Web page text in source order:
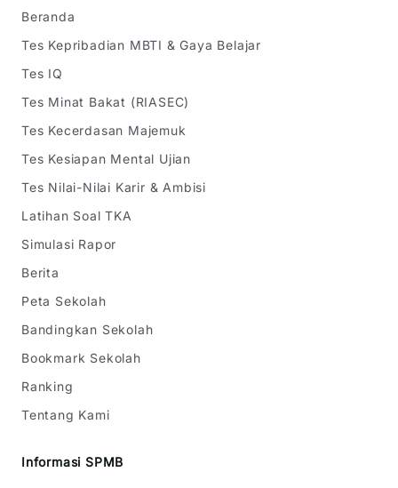
Beranda
Tes Kepribadian MBTI & Gaya Belajar
Tes IQ
Tes Minat Bakat (RIASEC)
Tes Kecerdasan Majemuk
Tes Kesiapan Mental Ujian
Tes Nilai-Nilai Karir & Ambisi
Latihan Soal TKA
Simulasi Rapor
Berita
Peta Sekolah
Bandingkan Sekolah
Bookmark Sekolah
Ranking
Tentang Kami
Informasi SPMB